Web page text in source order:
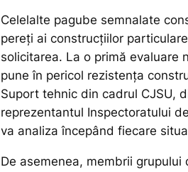
Celelalte pagube semnalate
pereți ai construcțiilor
solicitarea. La o primă evaluare
pune în pericol rezistența
Suport tehnic din cadrul CJSU,
reprezentantul Inspectoratului
va analiza începând fiecare
De asemenea, membrii